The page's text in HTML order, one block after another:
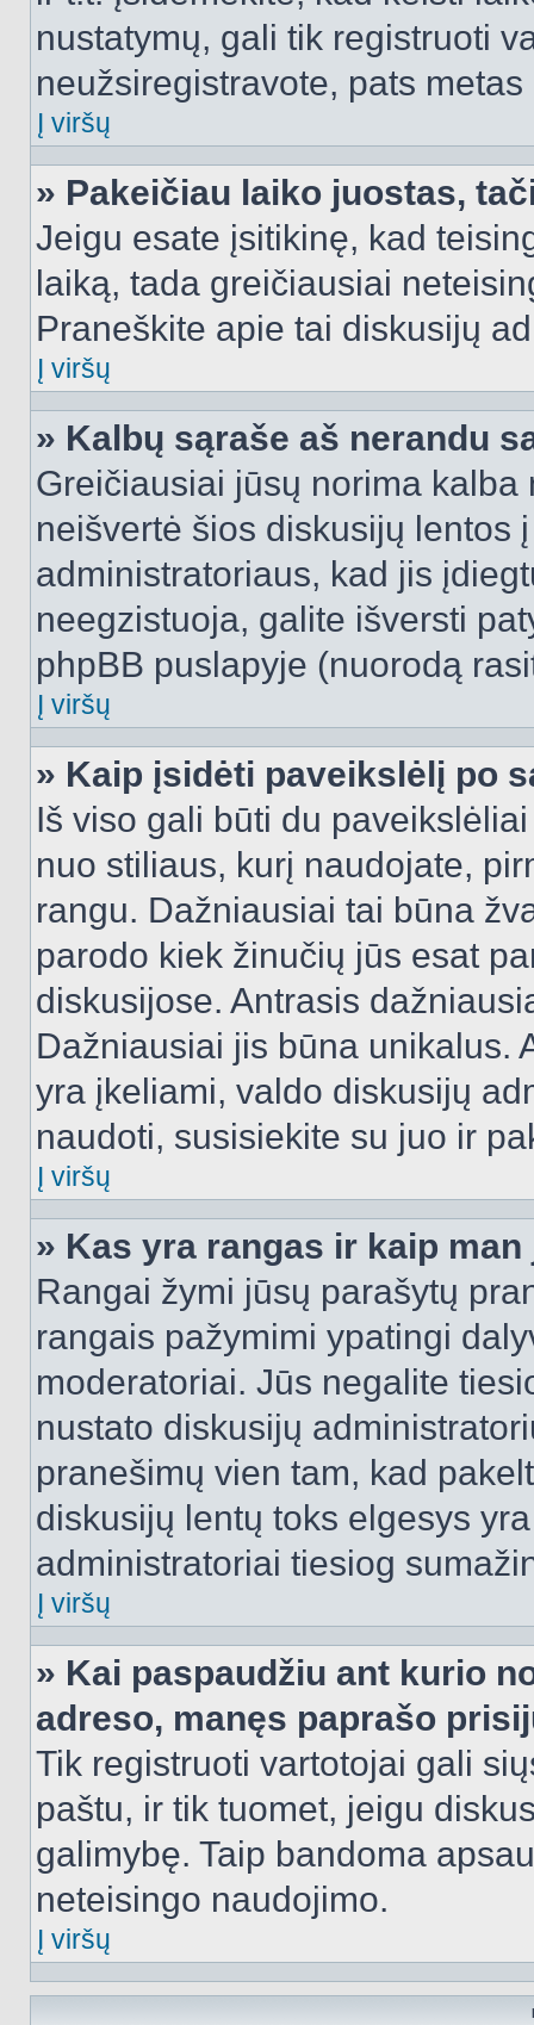
nustatymų, gali tik registruoti
neužsiregistravote, pats
Į viršų
» Pakeičiau laiko juostas,
Jeigu esate įsitikinę, kad
laiką, tada greičiausiai
Praneškite apie tai diskusijų
Į viršų
» Kalbų sąraše aš nerandu
Greičiausiai jūsų norima
neišvertė šios diskusijų lentos
administratoriaus, kad jis
neegzistuoja, galite išversti
phpBB puslapyje (nuorodą
Į viršų
» Kaip įsidėti paveikslėlį po
Iš viso gali būti du
nuo stiliaus, kurį naudojate,
rangu. Dažniausiai tai būna
parodo kiek žinučių jūs esat
diskusijose. Antrasis
Dažniausiai jis būna unikalus.
yra įkeliami, valdo diskusijų
naudoti, susisiekite su juo ir
Į viršų
» Kas yra rangas ir kaip
Rangai žymi jūsų parašytų
rangais pažymimi ypatingi
moderatoriai. Jūs negalite
nustato diskusijų
pranešimų vien tam, kad
diskusijų lentų toks elgesys
administratoriai tiesiog
Į viršų
» Kai paspaudžiu ant kurio
adreso, manęs paprašo
Tik registruoti vartotojai gali
paštu, ir tik tuomet, jeigu
galimybę. Taip bandoma
neteisingo naudojimo.
Į viršų